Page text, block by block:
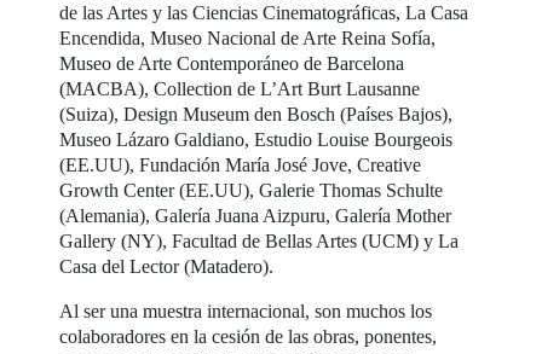
de las Artes y las Ciencias Cinematográficas, La Casa
Encendida, Museo Nacional de Arte Reina Sofía,
Museo de Arte Contemporáneo de Barcelona
(MACBA), Collection de L’Art Burt Lausanne
(Suiza), Design Museum den Bosch (Países Bajos),
Museo Lázaro Galdiano, Estudio Louise Bourgeois
(EE.UU), Fundación María José Jove, Creative
Growth Center (EE.UU), Galerie Thomas Schulte
(Alemania), Galería Juana Aizpuru, Galería Mother
Gallery (NY), Facultad de Bellas Artes (UCM) y La
Casa del Lector (Matadero).
Al ser una muestra internacional, son muchos los
colaboradores en la cesión de las obras, ponentes,